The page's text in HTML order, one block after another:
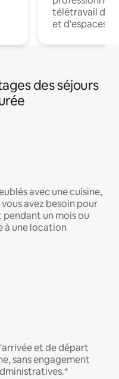
télétravail
et d'espaces
des séjours
avec une cuisine,
avez besoin pour
un mois ou
à une location
et de départ
sans engagement